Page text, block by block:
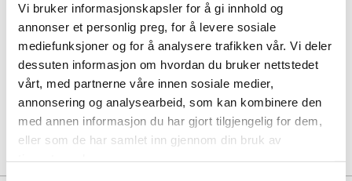
Vi bruker informasjonskapsler for å gi innhold og
annonser et personlig preg, for å levere sosiale
mediefunksjoner og for å analysere trafikken vår. Vi deler
dessuten informasjon om hvordan du bruker nettstedet
vårt, med partnerne våre innen sosiale medier,
annonsering og analysearbeid, som kan kombinere den
med annen informasjon du har gjort tilgjengelig for dem,
eller som de har samlet inn gjennom din bruk av
Beskrivelse
Byway fra Ecco kombinerer slitesterkt nubukskinn med en
støtdempende såle for optimal komfort. Denne herreskoen i tekstilfor
passer perfekt til fritid, og gir en avslappet, men stilfull følelse
gjennom hele dagen.
Art. nr 02253404
Lev. art. nr501664